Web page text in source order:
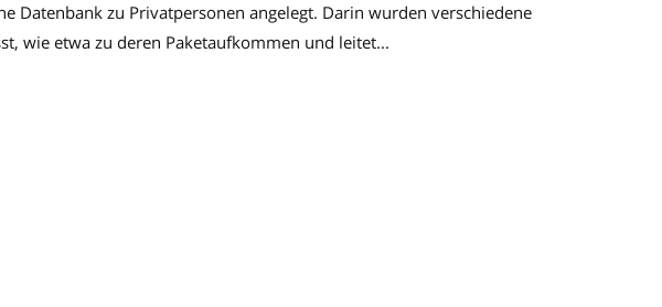
Datenbank zu Privatpersonen angelegt. Darin wurden verschiedene
wie etwa zu deren Paketaufkommen und leitet...